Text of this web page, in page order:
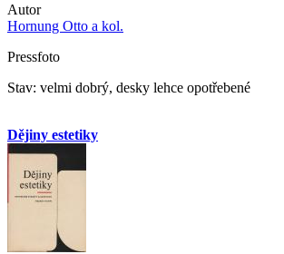
Autor
Hornung Otto a kol.
Pressfoto
Stav: velmi dobrý, desky lehce opotřebené
Dějiny estetiky